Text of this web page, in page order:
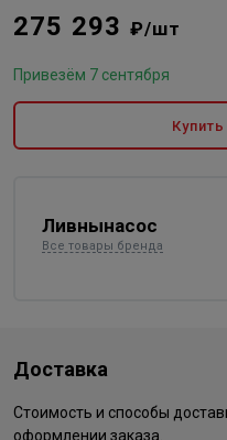
275 293 ₽/шт
Привезём 7 сентября
Ливнынасос
Все товары бренда
Доставка
Стоимость и способы
оформлении заказа.